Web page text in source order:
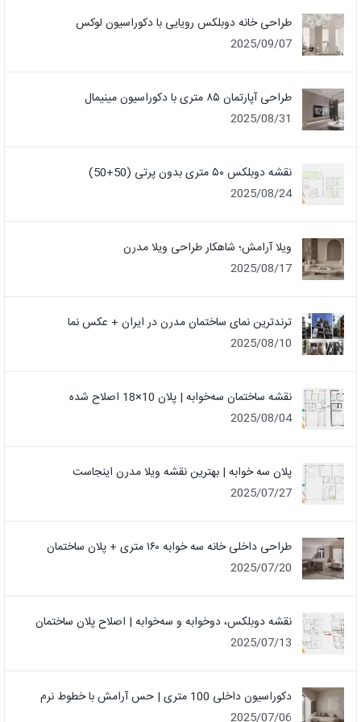
طراحی خانه دوبلکس رویایی با دکوراسیون لوکس
2025/09/07
طراحی آپارتمان ۸۵ متری با دکوراسیون مینیمال
2025/08/31
نقشه دوبلکس ۵۰ متری بدون پرتی (50+50)
2025/08/24
ویلا آرامش؛ شاهکار طراحی ویلا مدرن
2025/08/17
ترندترین نمای ساختمان مدرن در ایران + عکس نما
2025/08/10
نقشه ساختمان سه‌خوابه | پلان 10×18 اصلاح شده
2025/08/04
پلان سه خوابه | بهترین نقشه ویلا مدرن اینجاست
2025/07/27
طراحی داخلی خانه سه خوابه ۱۶۰ متری + پلان ساختمان
2025/07/20
نقشه دوبلکس، دوخوابه و سه‌خوابه | اصلاح پلان ساختمان
2025/07/13
دکوراسیون داخلی 100 متری | حس آرامش با خطوط نرم
2025/07/06